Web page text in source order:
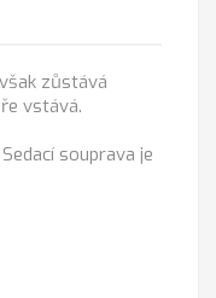
zůstává
vstává.
Sedací souprava je